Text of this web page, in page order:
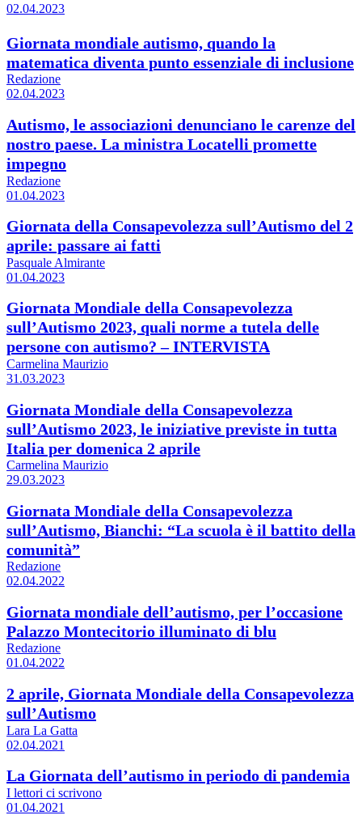
02.04.2023
Giornata mondiale autismo, quando la
matematica diventa punto essenziale di inclusione
Redazione
02.04.2023
Autismo, le associazioni denunciano le carenze del
nostro paese. La ministra Locatelli promette
impegno
Redazione
01.04.2023
Giornata della Consapevolezza sull’Autismo del 2
aprile: passare ai fatti
Pasquale Almirante
01.04.2023
Giornata Mondiale della Consapevolezza
sull’Autismo 2023, quali norme a tutela delle
persone con autismo? – INTERVISTA
Carmelina Maurizio
31.03.2023
Giornata Mondiale della Consapevolezza
sull’Autismo 2023, le iniziative previste in tutta
Italia per domenica 2 aprile
Carmelina Maurizio
29.03.2023
Giornata Mondiale della Consapevolezza
sull’Autismo, Bianchi: “La scuola è il battito della
comunità”
Redazione
02.04.2022
Giornata mondiale dell’autismo, per l’occasione
Palazzo Montecitorio illuminato di blu
Redazione
01.04.2022
2 aprile, Giornata Mondiale della Consapevolezza
sull’Autismo
Lara La Gatta
02.04.2021
La Giornata dell’autismo in periodo di pandemia
I lettori ci scrivono
01.04.2021